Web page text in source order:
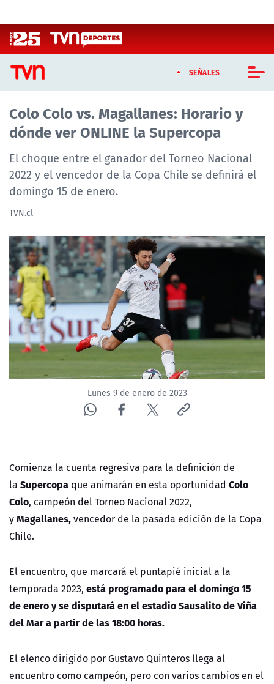
SEÑALES
CASTING MASTERCHEF CHILE
CASTING TVN VERTICAL
TVN VERTICAL
TVN PLAY
TELESERIES
NTV
ACTUALIDAD Y TENDENCIAS
CORPORATIVO Y TRANSPARENCIA
CANAL DE DENUNCIAS
ÁREA DE PROYECTOS
Colo Colo vs. Magallanes: Horario y
dónde ver ONLINE la Supercopa
El choque entre el ganador del Torneo Nacional
2022 y el vencedor de la Copa Chile se definirá el
domingo 15 de enero.
TVN.cl
Lunes 9 de enero de 2023
Comienza la cuenta regresiva para la definición de
la Supercopa que animarán en esta oportunidad Colo
Colo, campeón del Torneo Nacional 2022,
yMagallanes,vencedor de la pasada edición de la Copa
Chile.
El encuentro, que marcará el puntapié inicial a la
temporada 2023, está programado para el domingo 15
de enero y se disputará en el estadio Sausalito de Viña
del Mar a partir de las 18:00 horas.
El elenco dirigido por Gustavo Quinteros llega al
encuentro como campeón, pero con varios cambios en el